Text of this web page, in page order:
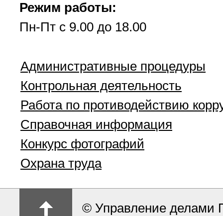
Режим работы:
Пн-Пт с 9.00 до 18.00
Административные процедуры
Контрольная деятельность
Работа по противодействию
Справочная информация
Конкурс фотографий
Охрана труда
© Управление делами